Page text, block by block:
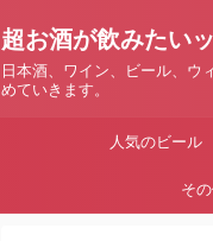
超お酒が飲みたい
日本酒、ワイン、ビール、ウ
めていきます。
人気のビール
そ